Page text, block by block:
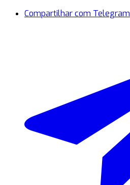
Compartilhar com Telegram